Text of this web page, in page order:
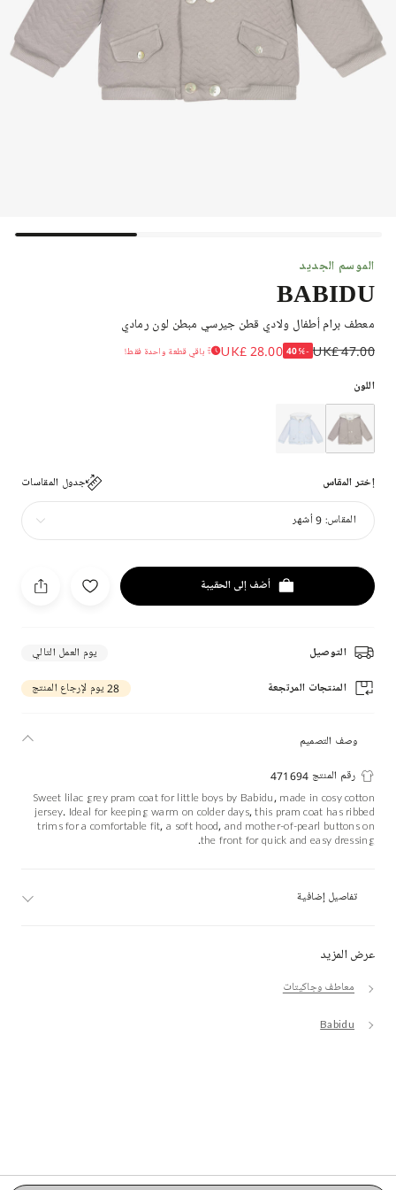
الموسم الجديد
BABIDU
معطف برام أطفال ولادي قطن جيرسي مبطن لون رمادي
UK£ 47.00
-40%
UK£ 28.00 باقي قطعة واحدة فقط!
اللون
إختر المقاس جدول المقاسات
المقاس: 9 أشهر
أضف إلى الحقيبة
التوصيل يوم العمل التالي
المنتجات المرتجعة 28 يوم لإرجاع المنتج
عرض المزيد
معاطف وجاكيتات
Babidu
وصف التصميم
رقم المنتج 471694
Sweet lilac grey pram coat for little boys by Babidu, made in cosy cotton
jersey. Ideal for keeping warm on colder days, this pram coat has ribbed
trims for a comfortable fit, a soft hood, and mother-of-pearl buttons on
the front for quick and easy dressing.
تفاصيل إضافية